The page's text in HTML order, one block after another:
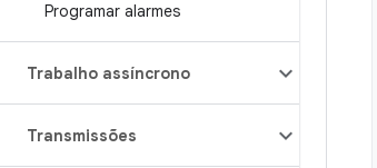
Programar alarmes
Trabalho assíncrono
Transmissões